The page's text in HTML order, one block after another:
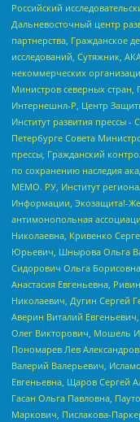
Российский
Дальневосточный центр
партнерства, Гражданское
исследований, Сутяжник,
некоммерческих
Министров северных стран,
Интернешнл-Р, Центр
Институт развития прессы
Петербурге Совета
прессы, Гражданский
по сохранению наследия
МЕМО. РУ, Институт
Информации, Экозащита!-
антимонопольная
Николаевна, Кривенко
Юрьевич, Шнырова Ольга
Сидорович Ольга
Анастасия Евгеньевна,
Николаевич, Дугин Сергей
Аверин Виталий
Олег Викторович, Мошель
Пономарев Лев
Валерий Валерьевич,
Евгеньевна, Щаров Сергей
Гасан Ольга Павловна,
Маркович, Пислакова-